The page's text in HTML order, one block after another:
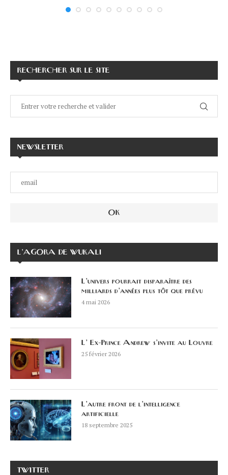
RECHERCHER SUR LE SITE
NEWSLETTER
L’AGORA DE WUKALI
L’univers pourrait disparaître des
milliards d’années plus tôt que prévu
4 mai 2026
L’ Ex-Prince Andrew s’invite au Louvre
25 février 2026
L’autre front de l’intelligence
artificielle
18 septembre 2025
TWITTER